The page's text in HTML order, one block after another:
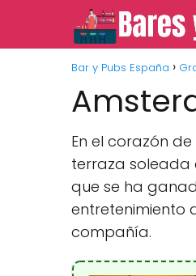
Bar y Pubs España
En el corazón
terraza soleada
que se ha
entretenimiento
compañía.